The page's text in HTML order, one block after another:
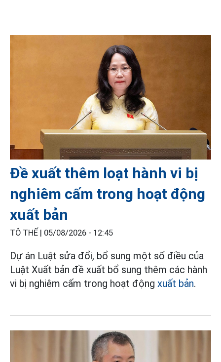
Đề xuất thêm loạt hành vi bị
nghiêm cấm trong hoạt động
xuất bản
TÔ THẾ | 05/08/2026 - 12:45
Dự án Luật sửa đổi, bổ sung một số điều của
Luật Xuất bản đề xuất bổ sung thêm các hành
vi bị nghiêm cấm trong hoạt động xuất bản.